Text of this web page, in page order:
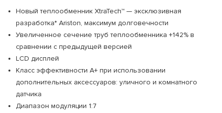
Новый теплообменник XtraTech™ — эксклюзивная
разработка* Ariston, максимум долговечности
Увеличенное сечение труб теплообменника +142% в
сравнении с предыдущей версией
LCD дисплей
Класс эффективности А+ при использовании
дополнительных аксессуаров: уличного и комнатного
датчика
Диапазон модуляции 1:7